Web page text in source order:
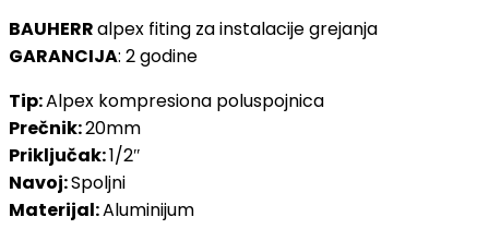
BAUHERRalpex fiting za instalacije grejanja
GARANCIJA: 2 godine
Tip:Alpex kompresiona poluspojnica
Prečnik:20mm
Priključak:1/2″
Navoj:Spoljni
Materijal:Aluminijum